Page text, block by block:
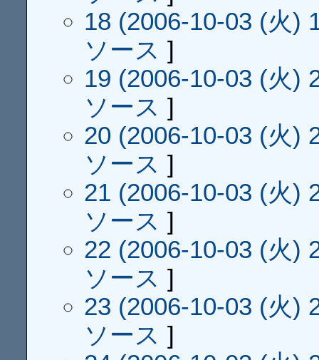
18 (2006-10-03 (火)
ソース ]
19 (2006-10-03 (火)
ソース ]
20 (2006-10-03 (火)
ソース ]
21 (2006-10-03 (火)
ソース ]
22 (2006-10-03 (火)
ソース ]
23 (2006-10-03 (火)
ソース ]